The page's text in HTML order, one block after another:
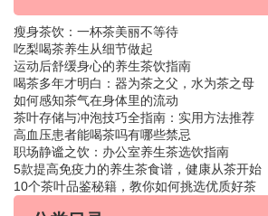
瘦身茶饮：一杯茶美丽不等待
吃梨喝茶养生从细节做起
运动后舒缓身心的养生茶饮指南
喝茶多年才明白：器为茶之父，水为茶之母
如何感知茶气在身体里的流动
茶叶存储与冲泡技巧全指南：实用方法推荐
高血压患者能喝茶吗有哪些禁忌
职场静谧之饮：办公室养生茶选饮指南
5款提高免疫力的养生茶食谱，健康从茶开始
10个茶叶品鉴秘籍，教你如何挑选优质好茶